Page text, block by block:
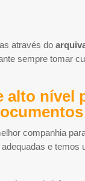
através do
sempre tomar
alto nível
companhia
e temos